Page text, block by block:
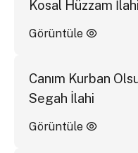
Kosal Hüzzam İlahi
Görüntüle
Canım Kurban
Segah İlahi
Görüntüle